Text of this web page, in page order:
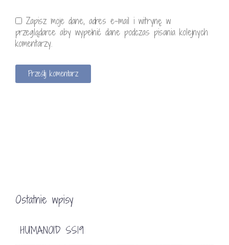
Zapisz moje dane, adres e-mail i witrynę w
przeglądarce aby wypełnić dane podczas pisania kolejnych
komentarzy.
Ostatnie wpisy
HUMANOID SS19